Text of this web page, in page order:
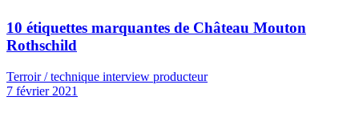
10 étiquettes marquantes de Château Mouton
Rothschild
Terroir / technique interview producteur
7 février 2021